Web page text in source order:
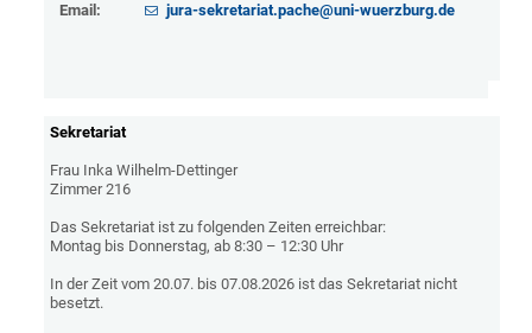
Email:
jura-sekretariat.pache@uni-wuerzburg.de
Sekretariat
Frau Inka Wilhelm-Dettinger
Zimmer 216
Das Sekretariat ist zu folgenden Zeiten erreichbar:
Montag bis Donnerstag, ab 8:30 – 12:30 Uhr
In der Zeit vom 20.07. bis 07.08.2026 ist das Sekretariat nicht
besetzt.